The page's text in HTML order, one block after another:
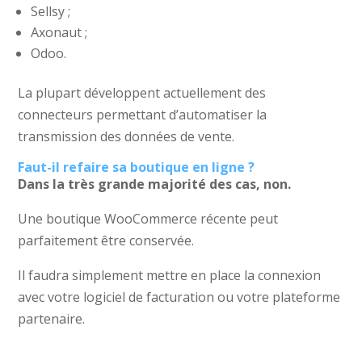
Sellsy ;
Axonaut ;
Odoo.
La plupart développent actuellement des
connecteurs permettant d’automatiser la
transmission des données de vente.
Faut-il refaire sa boutique en ligne ?
Dans la très grande majorité des cas, non.
Une boutique WooCommerce récente peut
parfaitement être conservée.
Il faudra simplement mettre en place la connexion
avec votre logiciel de facturation ou votre plateforme
partenaire.